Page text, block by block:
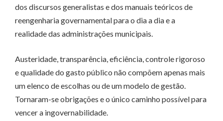
dos discursos generalistas e dos manuais teóricos de
reengenharia governamental para o dia a dia e a
realidade das administrações municipais.
Austeridade, transparência, eficiência, controle rigoroso
e qualidade do gasto público não compõem apenas mais
um elenco de escolhas ou de um modelo de gestão.
Tornaram-se obrigações e o único caminho possível para
vencer a ingovernabilidade.